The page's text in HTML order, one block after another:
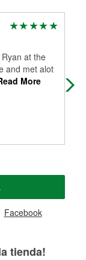
at the
and met alot
More
Facebook
tienda!